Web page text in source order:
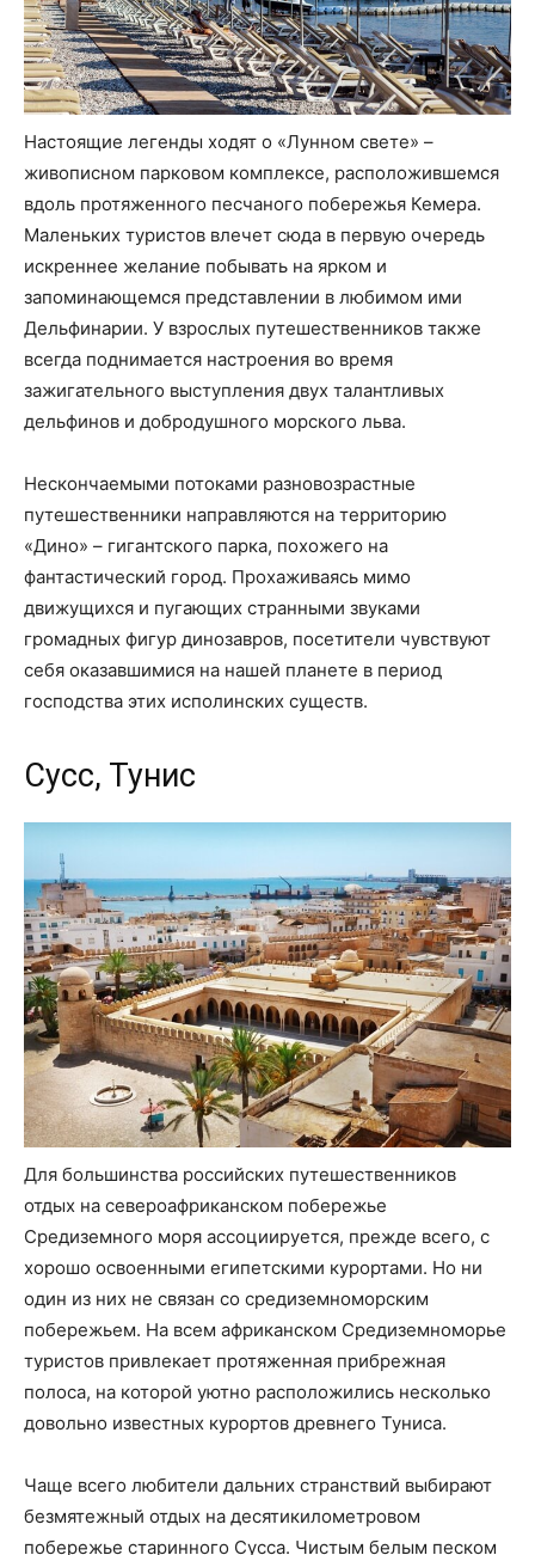
Настоящие легенды ходят о «Лунном свете» –
живописном парковом комплексе, расположившемся
вдоль протяженного песчаного побережья Кемера.
Маленьких туристов влечет сюда в первую очередь
искреннее желание побывать на ярком и
запоминающемся представлении в любимом ими
Дельфинарии. У взрослых путешественников также
всегда поднимается настроения во время
зажигательного выступления двух талантливых
дельфинов и добродушного морского льва.
Нескончаемыми потоками разновозрастные
путешественники направляются на территорию
«Дино» – гигантского парка, похожего на
фантастический город. Прохаживаясь мимо
движущихся и пугающих странными звуками
громадных фигур динозавров, посетители чувствуют
себя оказавшимися на нашей планете в период
господства этих исполинских существ.
Сусс, Тунис
Для большинства российских путешественников
отдых на североафриканском побережье
Средиземного моря ассоциируется, прежде всего, с
хорошо освоенными египетскими курортами. Но ни
один из них не связан со средиземноморским
побережьем. На всем африканском Средиземноморье
туристов привлекает протяженная прибрежная
полоса, на которой уютно расположились несколько
довольно известных курортов древнего Туниса.
Чаще всего любители дальних странствий выбирают
безмятежный отдых на десятикилометровом
побережье старинного Сусса. Чистым белым песком